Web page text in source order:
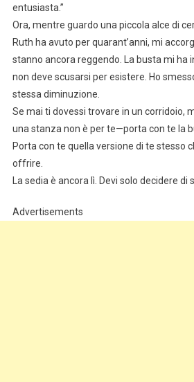
entusiasta.”
Ora, mentre guardo una piccola alce di
Ruth ha avuto per quarant’anni, mi
stanno ancora reggendo. La busta mi ha
non deve scusarsi per esistere. Ho
stessa diminuzione.
Se mai ti dovessi trovare in un corridoio,
una stanza non è per te—porta con te la
Porta con te quella versione di te stesso
offrire.
La sedia è ancora lì. Devi solo decidere di
Advertisements